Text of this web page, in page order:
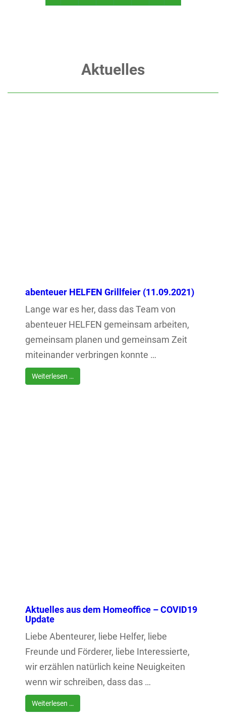
Aktuelles
abenteuer HELFEN Grillfeier (11.09.2021)
Lange war es her, dass das Team von
abenteuer HELFEN gemeinsam arbeiten,
gemeinsam planen und gemeinsam Zeit
miteinander verbringen konnte …
Weiterlesen …
Aktuelles aus dem Homeoffice – COVID19
Update
Liebe Abenteurer, liebe Helfer, liebe
Freunde und Förderer, liebe Interessierte,
wir erzählen natürlich keine Neuigkeiten
wenn wir schreiben, dass das …
Weiterlesen …